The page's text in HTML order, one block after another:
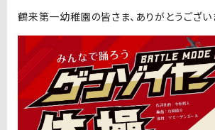
鶴来第一幼稚園の皆さま、ありがとうござい